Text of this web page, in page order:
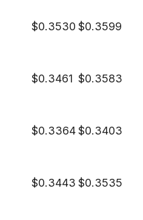
$0.3530 $0.3599
$0.3461 $0.3583
$0.3364$0.3403
$0.3443 $0.3535